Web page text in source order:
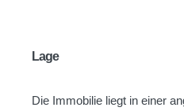
Lage
Die Immobilie liegt in einer